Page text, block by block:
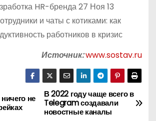
HR-бренда 27 Ноя 13
и чаты с котиками: как
работников в кризис
Источник:www.sostav.ru
В 2022 году чаще всего в
Telegram создавали
новостные каналы
не